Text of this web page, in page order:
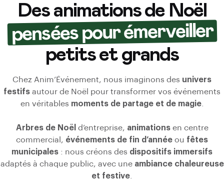
Des animations de Noël
pensées pour émerveiller
petits et grands
Chez Anim’Événement, nous imaginons des univers
festifs autour de Noël pour transformer vos événements
en véritables moments de partage et de magie.
Arbres de Noël d’entreprise, animationsen centre
commercial, événements de fin d’année ou fêtes
municipales : nous créons des dispositifs immersifs
adaptés à chaque public, avec une ambiance chaleureuse
et festive.